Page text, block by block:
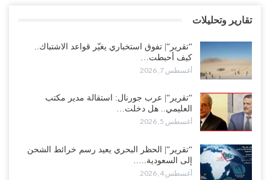
“تعز“| وسط إعادة رسم النفوذ السعودي.. الإصلاح يجدد اتهامه لطارق
بالتهريب وعينه على المحافظ..!
أغسطس 4, 2026
“شبوة“| مع تحشيدات عسكرية تنذر بجولة جديدة مع السعودية.. الإمارات
تعيد تحشيد قواتها في أهم سواحل اليمن على البحر…
أغسطس 4, 2026
أغسطس 4, 2026
تقارير وتحليلات
“تقرير“| تفوق استخباري يغيّر قواعد الاشتباك..
كيف أحبطت…
أغسطس 7, 2026
“تقرير“| عرب جورنال: استقالة مدير مكتب
العليمي.. هل دخلت…
أغسطس 5, 2026
“تقرير“| الحظر البحري يعيد رسم خرائط الشحن
إلى السعودية..…
أغسطس 4, 2026